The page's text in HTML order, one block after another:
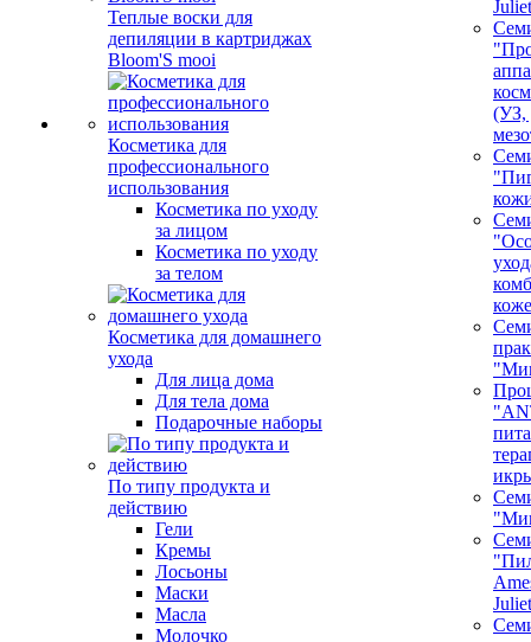
Теплые воски для
депиляции в картриджах
Bloom'S mooi
Косметика для
профессионального
использования
Косметика по уходу
за лицом
Косметика по уходу
за телом
Косметика для домашнего
ухода
Для лица дома
Для тела дома
Подарочные наборы
По типу продукта и
действию
Гели
Кремы
Лосьоны
Маски
Масла
Молочко
(УЗ,